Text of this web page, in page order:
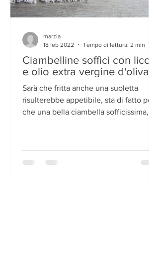
Ciambelline soffici con licoli
e olio extra vergine d'oliva
Sarà che fritta anche una suoletta
risulterebbe appetibile, sta di fatto però
che una bella ciambella sofficissima,
marzia
18 feb 2022
Tempo di lettura: 2 min